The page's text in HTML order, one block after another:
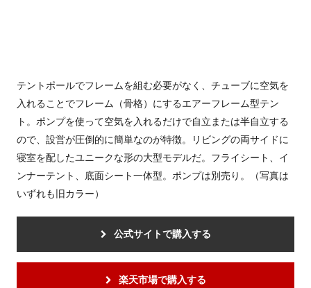
テントポールでフレームを組む必要がなく、チューブに空気を
入れることでフレーム（骨格）にするエアーフレーム型テン
ト。ポンプを使って空気を入れるだけで自立または半自立する
ので、設営が圧倒的に簡単なのが特徴。リビングの両サイドに
寝室を配したユニークな形の大型モデルだ。フライシート、イ
ンナーテント、底面シート一体型。ポンプは別売り。（写真は
いずれも旧カラー）
公式サイトで購入する
楽天市場で購入する